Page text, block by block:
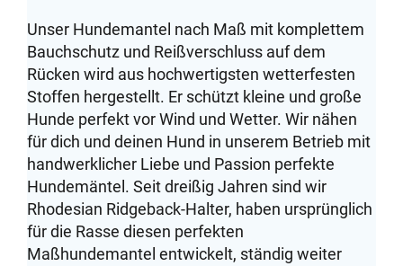
Unser Hundemantel nach Maß mit komplettem
Bauchschutz und Reißverschluss auf dem
Rücken wird aus hochwertigsten wetterfesten
Stoffen hergestellt. Er schützt kleine und große
Hunde perfekt vor Wind und Wetter. Wir nähen
für dich und deinen Hund in unserem Betrieb mit
handwerklicher Liebe und Passion perfekte
Hundemäntel. Seit dreißig Jahren sind wir
Rhodesian Ridgeback-Halter, haben ursprünglich
für die Rasse diesen perfekten
Maßhundemantel entwickelt, ständig weiter